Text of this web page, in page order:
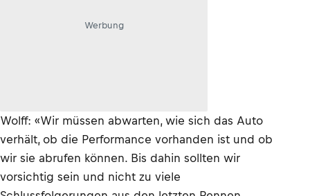
Werbung
Wolff: «Wir müssen abwarten, wie sich das Auto
verhält, ob die Performance vorhanden ist und ob
wir sie abrufen können. Bis dahin sollten wir
vorsichtig sein und nicht zu viele